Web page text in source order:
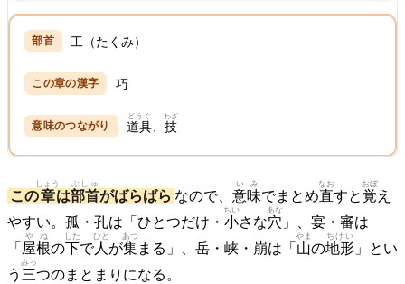
工（たくみ）
巧
道具
どうぐ
、技
わざ
この章
しょう
は部首
ぶしゅ
がばらばら なので、 意味
いみ
でまとめ直
なお
すと覚
おぼ
え
やすい。孤・孔は「ひとつだけ・ 小
ちい
さな穴
あな
」、宴・審は
「 屋根
やね
の下
した
で人
ひと
が集
あつ
まる」、岳・峡・崩は「 山
やま
の地形
ちけい
」とい
う 三
みっ
つのまとまりになる。